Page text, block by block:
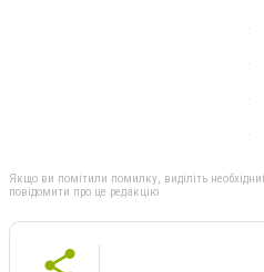
Якщо ви помітили помилку, виділіть
повідомити про це редакцію